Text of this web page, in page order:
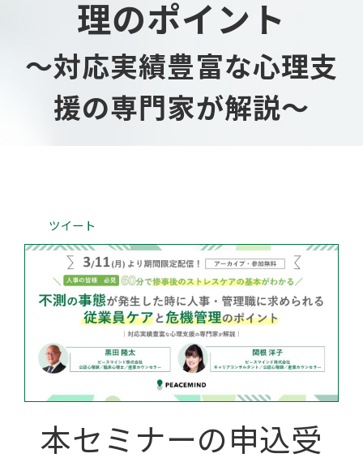
理のポイント
～対応実績豊富な心理支
援の専門家が解説～
ツイート
本セミナーの申込受